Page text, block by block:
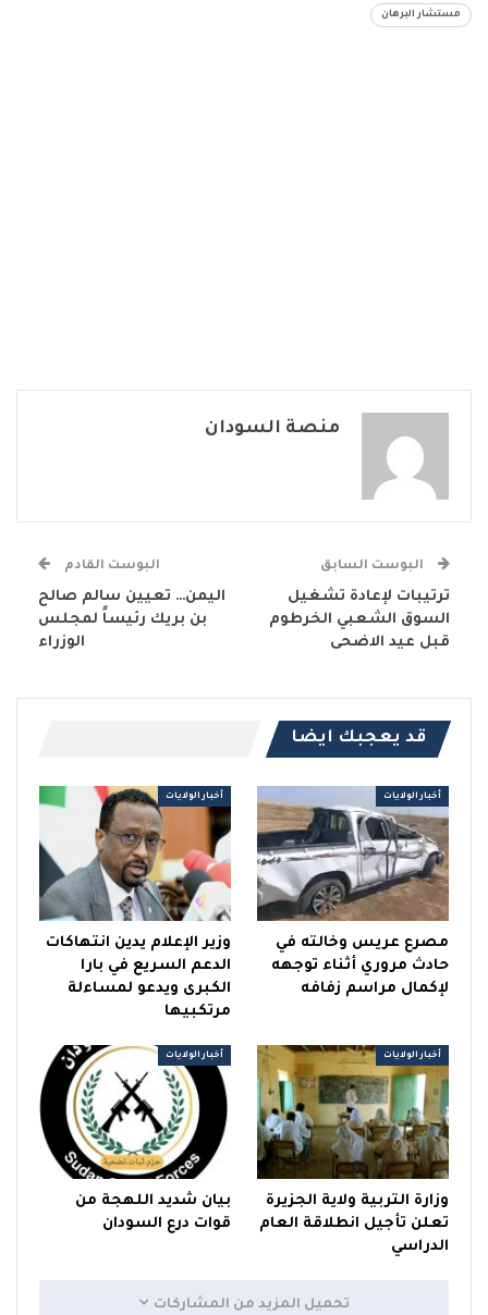
مستشار البرهان
منصة السودان
البوست السابق
ترتيبات لإعادة تشغيل
السوق الشعبي الخرطوم
قبل عيد الاضحى
البوست القادم
اليمن… تعيين سالم صالح
بن بريك رئيساً لمجلس
الوزراء
قد يعجبك ايضا
أخبار الولايات
مصرع عريس وخالته في
حادث مروري أثناء توجهه
لإكمال مراسم زفافه
أخبار الولايات
وزير الإعلام يدين انتهاكات
الدعم السريع في بارا
الكبرى ويدعو لمساءلة
مرتكبيها
أخبار الولايات
وزارة التربية ولاية الجزيرة
تعلن تأجيل انطلاقة العام
الدراسي
أخبار الولايات
بيان شديد اللهجة من
قوات درع السودان
تحميل المزيد من المشاركات